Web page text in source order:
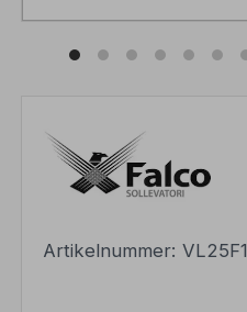
Artikelnummer:VL25F1